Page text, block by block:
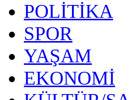
POLİTİKA
SPOR
YAŞAM
EKONOMİ